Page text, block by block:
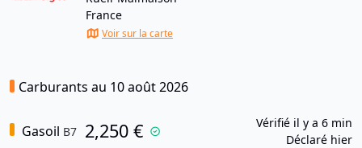
France
Voir sur la carte
Carburants au 10 août 2026
Gasoil B7 2,250 €
Vérifié il y a 6 min
Déclaré hier